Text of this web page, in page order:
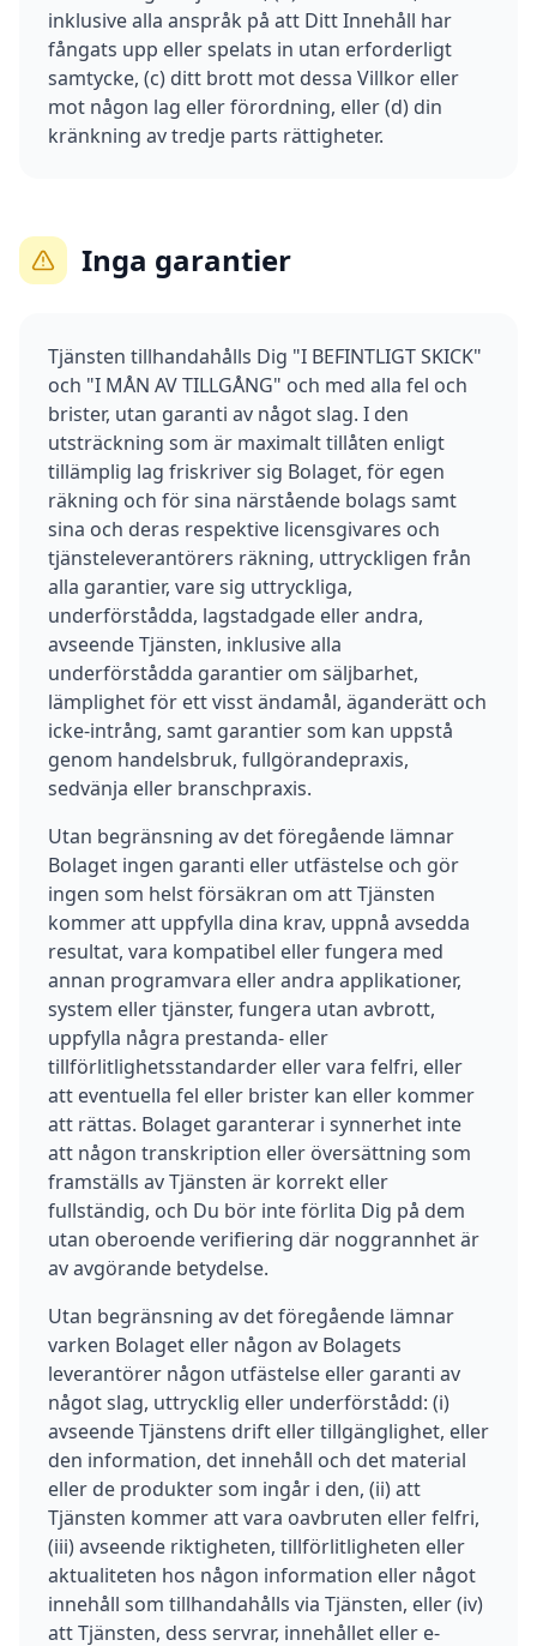
inklusive alla anspråk på att Ditt Innehåll har
fångats upp eller spelats in utan erforderligt
samtycke, (c) ditt brott mot dessa Villkor eller
mot någon lag eller förordning, eller (d) din
kränkning av tredje parts rättigheter.
Inga garantier
Tjänsten tillhandahålls Dig "I BEFINTLIGT SKICK"
och "I MÅN AV TILLGÅNG" och med alla fel och
brister, utan garanti av något slag. I den
utsträckning som är maximalt tillåten enligt
tillämplig lag friskriver sig Bolaget, för egen
räkning och för sina närstående bolags samt
sina och deras respektive licensgivares och
tjänsteleverantörers räkning, uttryckligen från
alla garantier, vare sig uttryckliga,
underförstådda, lagstadgade eller andra,
avseende Tjänsten, inklusive alla
underförstådda garantier om säljbarhet,
lämplighet för ett visst ändamål, äganderätt och
icke-intrång, samt garantier som kan uppstå
genom handelsbruk, fullgörandepraxis,
sedvänja eller branschpraxis.
Utan begränsning av det föregående lämnar
Bolaget ingen garanti eller utfästelse och gör
ingen som helst försäkran om att Tjänsten
kommer att uppfylla dina krav, uppnå avsedda
resultat, vara kompatibel eller fungera med
annan programvara eller andra applikationer,
system eller tjänster, fungera utan avbrott,
uppfylla några prestanda- eller
tillförlitlighetsstandarder eller vara felfri, eller
att eventuella fel eller brister kan eller kommer
att rättas. Bolaget garanterar i synnerhet inte
att någon transkription eller översättning som
framställs av Tjänsten är korrekt eller
fullständig, och Du bör inte förlita Dig på dem
utan oberoende verifiering där noggrannhet är
av avgörande betydelse.
Utan begränsning av det föregående lämnar
varken Bolaget eller någon av Bolagets
leverantörer någon utfästelse eller garanti av
något slag, uttrycklig eller underförstådd: (i)
avseende Tjänstens drift eller tillgänglighet, eller
den information, det innehåll och det material
eller de produkter som ingår i den, (ii) att
Tjänsten kommer att vara oavbruten eller felfri,
(iii) avseende riktigheten, tillförlitligheten eller
aktualiteten hos någon information eller något
innehåll som tillhandahålls via Tjänsten, eller (iv)
att Tjänsten, dess servrar, innehållet eller e-